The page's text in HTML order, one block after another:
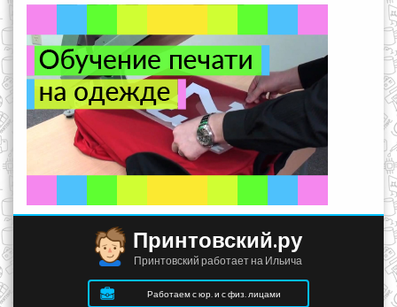
Принтовский.ру
Принтовский работает на Ильича
Работаем с юр. и с физ. лицами